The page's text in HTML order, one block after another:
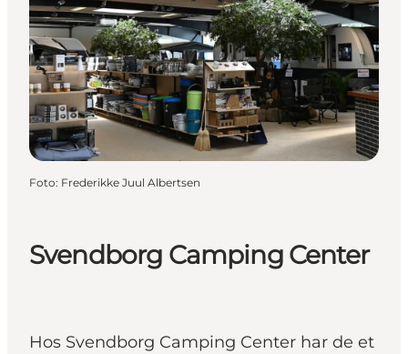
Planlægning
Svendborg Camping Center
Hos Svendborg Camping Center har de et
Foto: Frederikke Juul Albertsen